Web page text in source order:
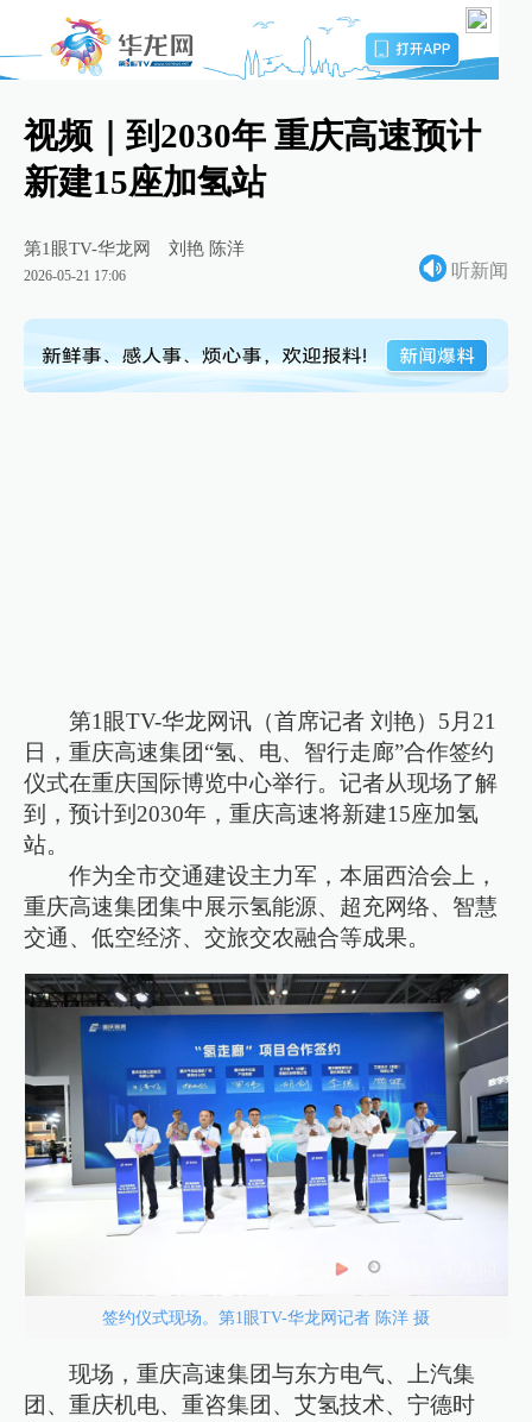
视频｜到2030年 重庆高速预计
新建15座加氢站
第1眼TV-华龙网 刘艳 陈洋
2026-05-21 17:06 听新闻
第1眼TV-华龙网讯（首席记者 刘艳）5月21
日，重庆高速集团“氢、电、智行走廊”合作签约
仪式在重庆国际博览中心举行。记者从现场了解
到，预计到2030年，重庆高速将新建15座加氢
站。
作为全市交通建设主力军，本届西洽会上，
重庆高速集团集中展示氢能源、超充网络、智慧
交通、低空经济、交旅交农融合等成果。
签约仪式现场。第1眼TV-华龙网记者 陈洋 摄
现场，重庆高速集团与东方电气、上汽集
团、重庆机电、重咨集团、艾氢技术、宁德时